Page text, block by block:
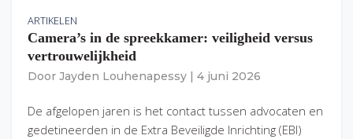
ARTIKELEN
Camera’s in de spreekkamer: veiligheid versus
vertrouwelijkheid
Door Jayden Louhenapessy 4 juni 2026
De afgelopen jaren is het contact tussen advocaten en
gedetineerden in de Extra Beveiligde Inrichting (EBI)